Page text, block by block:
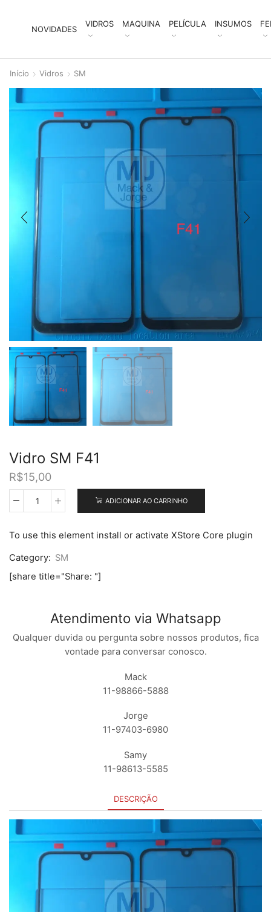
NOVIDADES
VIDROS MAQUINA PELÍCULA INSUMOS
Início Vidros SM
Vidro SM F41
R$15,00
Vidro
quantidade
ADICIONAR AO CARRINHO
To use this element install or activate XStore Core plugin
Category: SM
[share title="Share: "]
Atendimento via Whatsapp
Qualquer duvida ou pergunta sobre nossos produtos, fica
vontade para conversar conosco.
Mack
11-98866-5888
Jorge
11-97403-6980
Samy
11-98613-5585
DESCRIÇÃO